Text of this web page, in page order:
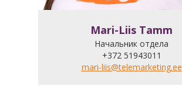
Mari-Liis Tamm
Начальник отдела
+372 51943011
mari-liis@telemarketing.ee